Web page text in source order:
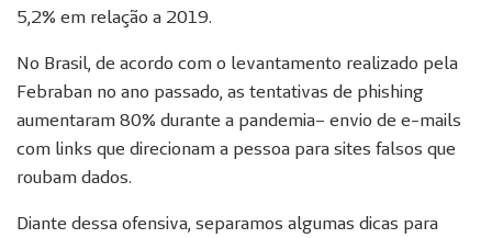
5,2% em relação a 2019.
No Brasil, de acordo com o levantamento realizado pela
Febraban no ano passado, as tentativas de phishing
aumentaram 80% durante a pandemia– envio de e-mails
com links que direcionam a pessoa para sites falsos que
roubam dados.
Diante dessa ofensiva, separamos algumas dicas para